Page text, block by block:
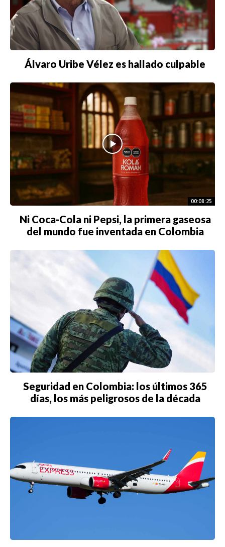
Buscar
ACTUALIDAD
EMPLEOS
INMIGRACIÓN
VIRALES
ENTRETENIMIENTO
SALUD
FORMULA 1
BIENES RAICES
ESTILO DE VIDA
DEPORTES
CIENCIA
TECNOLOGÍA
EDICIÓN +
BARCELONA
BOGOTÁ
Álvaro Uribe Vélez es hallado culpable
00:08:25
Ni Coca-Cola ni Pepsi, la primera gaseosa
del mundo fue inventada en Colombia
Seguridad en Colombia: los últimos 365
días, los más peligrosos de la década